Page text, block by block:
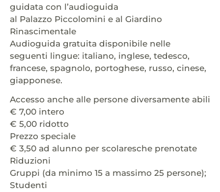
guidata con l’audioguida
al Palazzo Piccolomini e al Giardino
Rinascimentale
Audioguida gratuita disponibile nelle
seguenti lingue: italiano, inglese, tedesco,
francese, spagnolo, portoghese, russo, cinese,
giapponese.
Accesso anche alle persone diversamente abili
€ 7,00 intero
€ 5,00 ridotto
Prezzo speciale
€ 3,50 ad alunno per scolaresche prenotate
Riduzioni
Gruppi (da minimo 15 a massimo 25 persone);
Studenti